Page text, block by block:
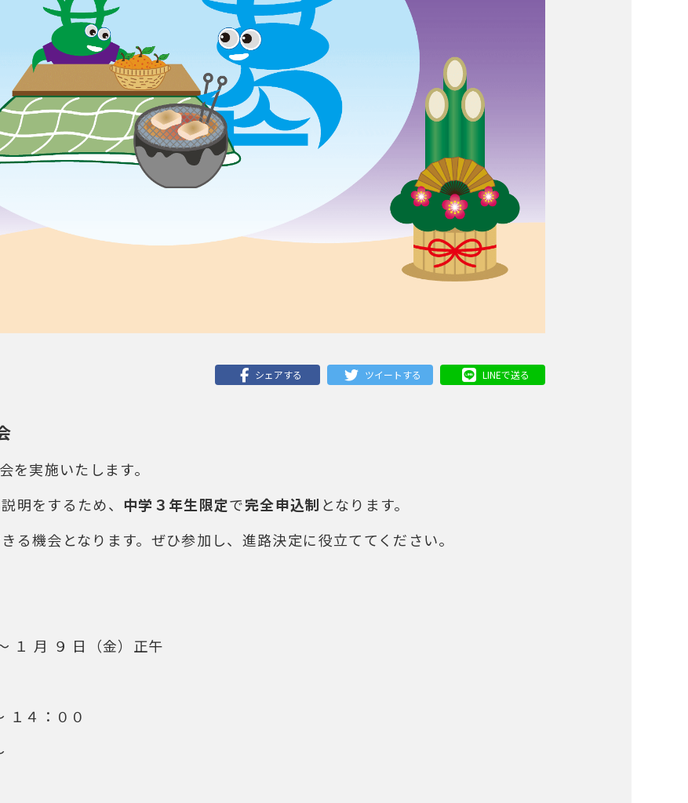
シェアする ツイートする LINEで送る
を実施いたします。
明をするため、 中学３年生限定で完全申込制 となります。
る機会となります。ぜひ参加し、進路決定に役立ててください。
１ 月 ９ 日（金）正午
４：００